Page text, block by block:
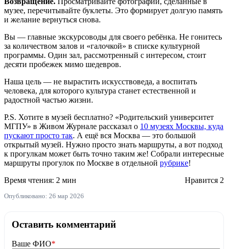
музее, перечитывайте буклеты. Это формирует долгую память
и желание вернуться снова.
Вы — главные экскурсоводы для своего ребёнка. Не гонитесь
за количеством залов и «галочкой» в списке культурной
программы. Один зал, рассмотренный с интересом, стоит
десяти пробежек мимо шедевров.
Наша цель — не вырастить искусствоведа, а воспитать
человека, для которого культура станет естественной и
радостной частью жизни.
P.S. Хотите в музей бесплатно? «Родительский университет
МГПУ» в Живом Журнале рассказал о 10 музеях Москвы, куда
пускают просто так. А ещё вся Москва — это большой
открытый музей. Нужно просто знать маршруты, а вот подход
к прогулкам может быть точно таким же! Собрали интересные
маршруты прогулок по Москве в отдельной рубрике!
Время чтения: 2 мин
Нравится 2
Опубликовано: 26 мар 2026
Оставить комментарий
Ваше ФИО*